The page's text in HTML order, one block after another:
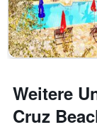
Weitere
Cruz